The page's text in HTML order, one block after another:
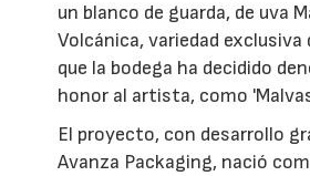
un blanco de guarda, de uva
Volcánica, variedad exclusiva
que la bodega ha decidido
honor al artista, como
El proyecto, con desarrollo
Avanza Packaging, nació